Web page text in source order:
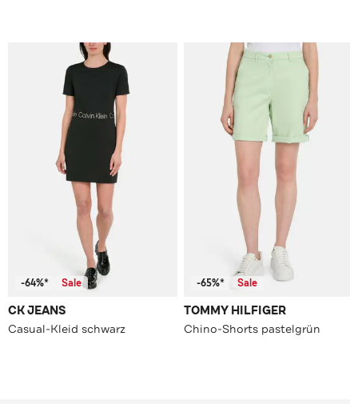
-64%* Sale
CK JEANS
Casual-Kleid schwarz
-65%* Sale
TOMMY HILFIGER
Chino-Shorts pastelgrün